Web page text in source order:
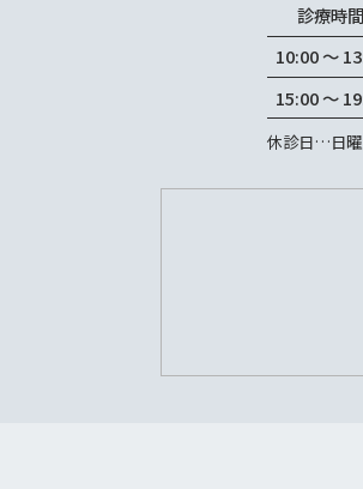
診療時間
10:00 ～
15:00 ～
休診日…日